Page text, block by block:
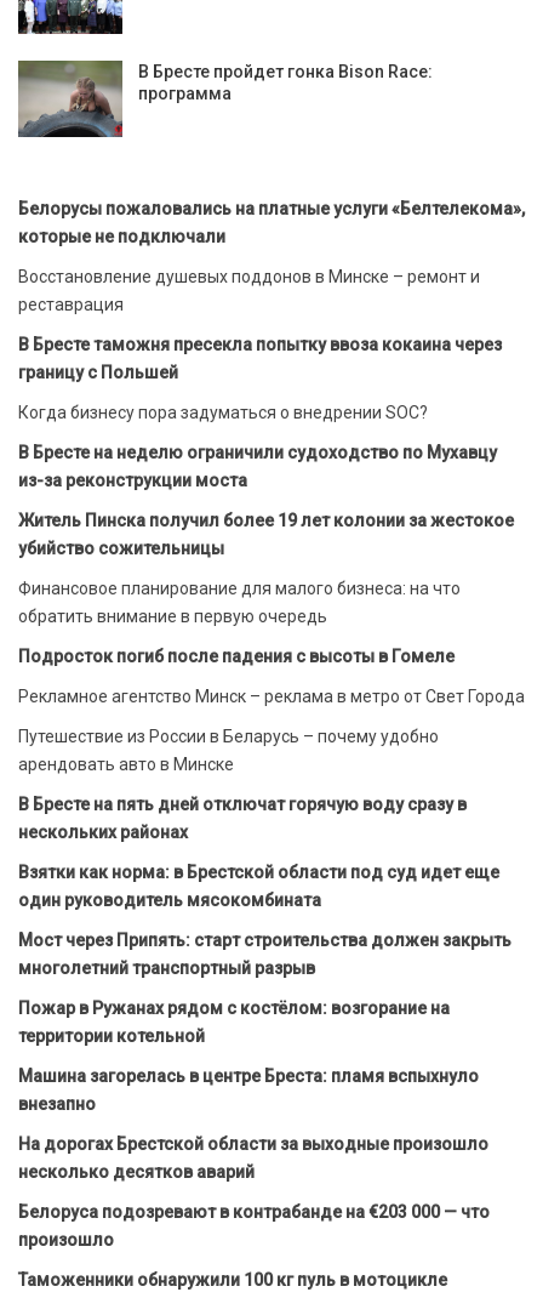
В Бресте пройдет гонка Bison Race:
программа
Белорусы пожаловались на платные услуги «Белтелекома»,
которые не подключали
Восстановление душевых поддонов в Минске – ремонт и
реставрация
В Бресте таможня пресекла попытку ввоза кокаина через
границу с Польшей
Когда бизнесу пора задуматься о внедрении SOC?
В Бресте на неделю ограничили судоходство по Мухавцу
из-за реконструкции моста
Житель Пинска получил более 19 лет колонии за жестокое
убийство сожительницы
Финансовое планирование для малого бизнеса: на что
обратить внимание в первую очередь
Подросток погиб после падения с высоты в Гомеле
Рекламное агентство Минск – реклама в метро от Свет Города
Путешествие из России в Беларусь – почему удобно
арендовать авто в Минске
В Бресте на пять дней отключат горячую воду сразу в
нескольких районах
Взятки как норма: в Брестской области под суд идет еще
один руководитель мясокомбината
Мост через Припять: старт строительства должен закрыть
многолетний транспортный разрыв
Пожар в Ружанах рядом с костёлом: возгорание на
территории котельной
Машина загорелась в центре Бреста: пламя вспыхнуло
внезапно
На дорогах Брестской области за выходные произошло
несколько десятков аварий
Белоруса подозревают в контрабанде на €203 000 — что
произошло
Таможенники обнаружили 100 кг пуль в мотоцикле